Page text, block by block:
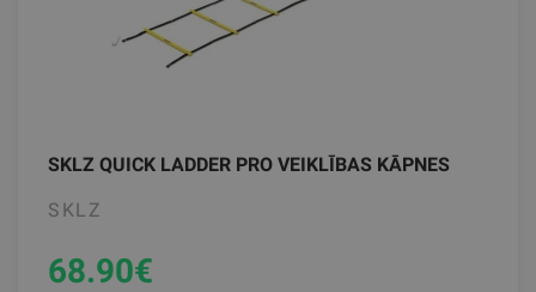
SKLZ QUICK LADDER PRO VEIKLĪBAS KĀPNES
SKLZ
68.90€